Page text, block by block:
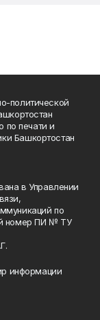
политической
по печати и
Башкортостан
в Управлении
по
номер ПИ № ТУ
информации